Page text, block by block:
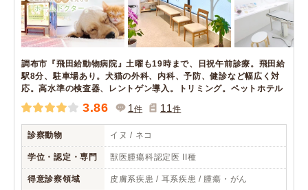
調布市『飛田給動物病院』土曜も19時まで、日祝午前診療。飛田給
駅8分、駐車場あり。犬猫の外科、内科、予防、健診など幅広く対
応。高水準の検査器、レントゲン導入。トリミング。ペットホテル
3.86 1件 11件
診察動物 イヌ / ネコ
学位・認定・専門 獣医腫瘍科認定医 II種
得意診察領域 皮膚系疾患 / 耳系疾患 / 腫瘍・がん